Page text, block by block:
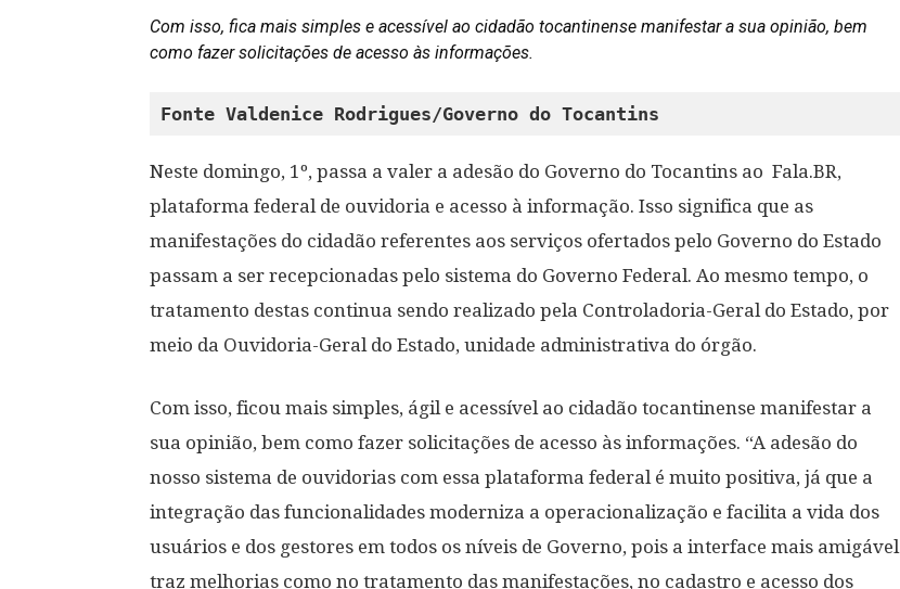
Com isso, fica mais simples e acessível ao cidadão tocantinense manifestar a sua opinião, bem
como fazer solicitações de acesso às informações.
Fonte Valdenice Rodrigues/Governo do Tocantins
Neste domingo, 1º, passa a valer a adesão do Governo do Tocantins ao Fala.BR,
plataforma federal de ouvidoria e acesso à informação. Isso significa que as
manifestações do cidadão referentes aos serviços ofertados pelo Governo do Estado
passam a ser recepcionadas pelo sistema do Governo Federal. Ao mesmo tempo, o
tratamento destas continua sendo realizado pela Controladoria-Geral do Estado, por
meio da Ouvidoria-Geral do Estado, unidade administrativa do órgão.
Com isso, ficou mais simples, ágil e acessível ao cidadão tocantinense manifestar a
sua opinião, bem como fazer solicitações de acesso às informações. “A adesão do
nosso sistema de ouvidorias com essa plataforma federal é muito positiva, já que a
integração das funcionalidades moderniza a operacionalização e facilita a vida dos
usuários e dos gestores em todos os níveis de Governo, pois a interface mais amigável
traz melhorias como no tratamento das manifestações, no cadastro e acesso dos